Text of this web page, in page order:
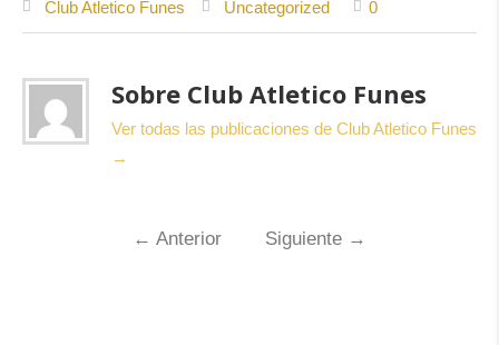
Club Atletico Funes Uncategorized 0
Sobre Club Atletico Funes
Ver todas las publicaciones de Club Atletico Funes
→
← Anterior Siguiente →